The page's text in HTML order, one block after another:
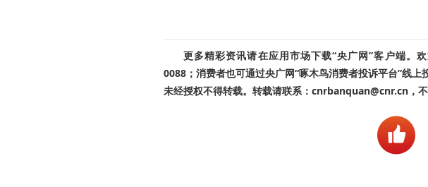
更多精彩资讯请在应用市场下载“央广网”客户端。
0088；消费者也可通过央广网“啄木鸟消费者投诉平台”线上
未经授权不得转载。转载请联系：cnrbanquan@cnr.cn，不